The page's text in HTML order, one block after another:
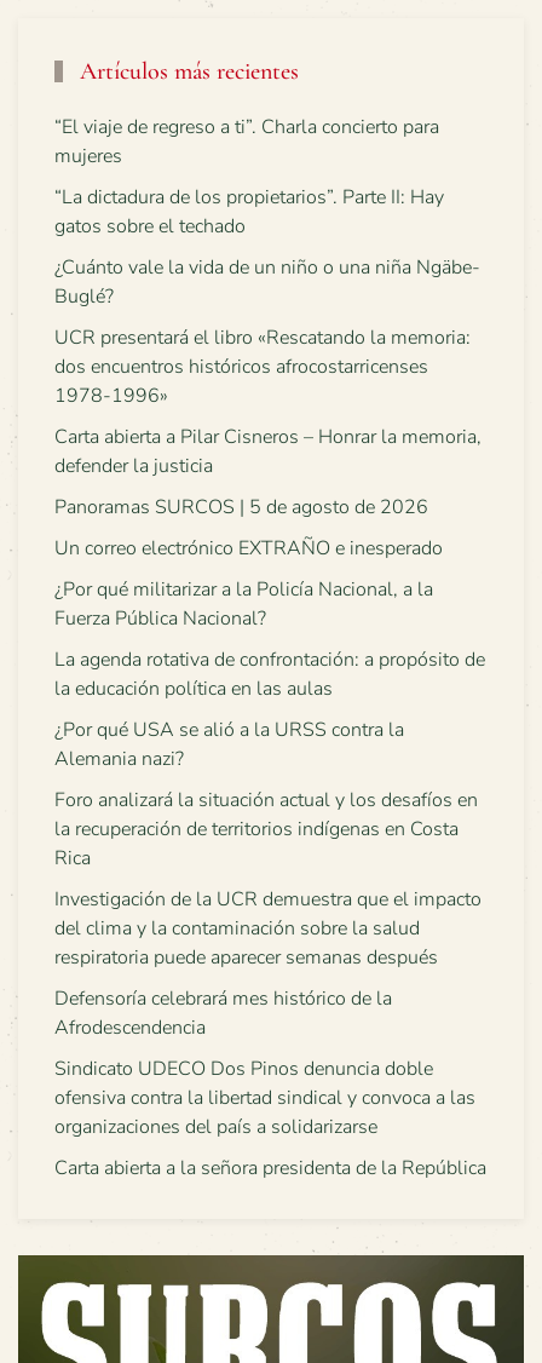
Artículos más recientes
“El viaje de regreso a ti”. Charla concierto para
mujeres
“La dictadura de los propietarios”. Parte II: Hay
gatos sobre el techado
¿Cuánto vale la vida de un niño o una niña Ngäbe-
Buglé?
UCR presentará el libro «Rescatando la memoria:
dos encuentros históricos afrocostarricenses
1978-1996»
Carta abierta a Pilar Cisneros – Honrar la memoria,
defender la justicia
Panoramas SURCOS | 5 de agosto de 2026
Un correo electrónico EXTRAÑO e inesperado
¿Por qué militarizar a la Policía Nacional, a la
Fuerza Pública Nacional?
La agenda rotativa de confrontación: a propósito de
la educación política en las aulas
¿Por qué USA se alió a la URSS contra la
Alemania nazi?
Foro analizará la situación actual y los desafíos en
la recuperación de territorios indígenas en Costa
Rica
Investigación de la UCR demuestra que el impacto
del clima y la contaminación sobre la salud
respiratoria puede aparecer semanas después
Defensoría celebrará mes histórico de la
Afrodescendencia
Sindicato UDECO Dos Pinos denuncia doble
ofensiva contra la libertad sindical y convoca a las
organizaciones del país a solidarizarse
Carta abierta a la señora presidenta de la República